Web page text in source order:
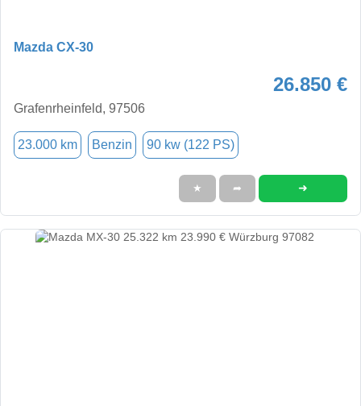
Mazda CX-30
26.850 €
Grafenrheinfeld, 97506
23.000 km Benzin 90 kw (122 PS)
★ ➦ ➜